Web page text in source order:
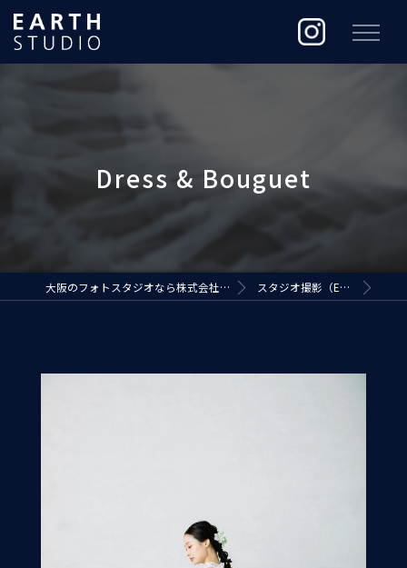
大阪のフォトスタジオなら株式会社ジ・アースプロダクション スタジオ撮影（EARTH STUDIO）